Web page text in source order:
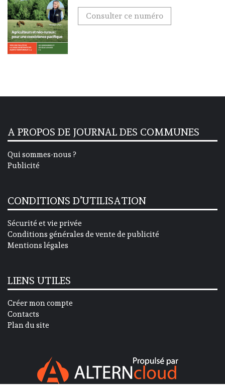
Consulter ce numéro
A PROPOS DE JOURNAL DES COMMUNES
Qui sommes-nous ?
Publicité
CONDITIONS D’UTILISATION
Sécurité et vie privée
Conditions générales de vente de publicité
Mentions légales
LIENS UTILES
Créer mon compte
Contacts
Plan du site